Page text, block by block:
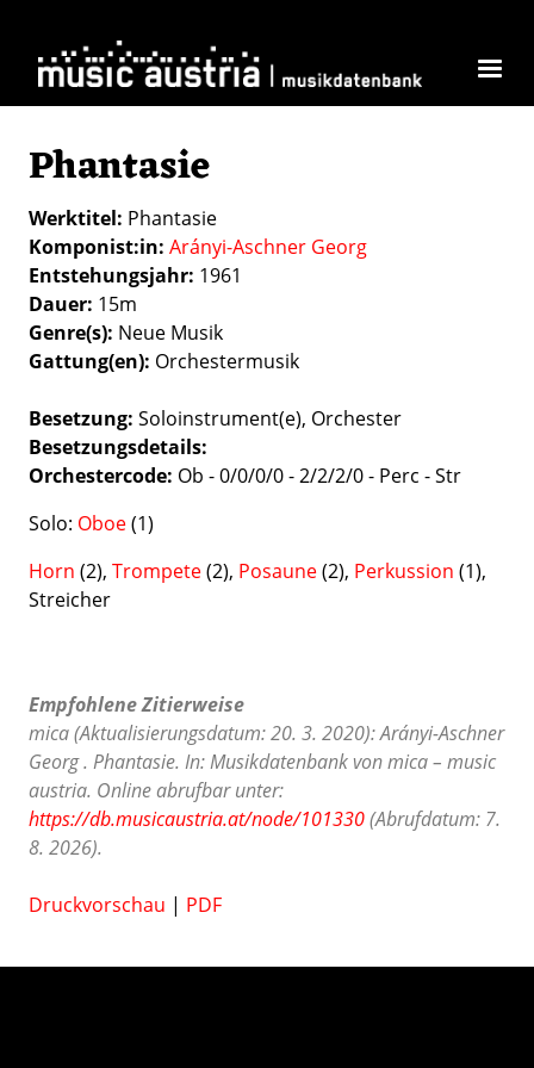
Phantasie
Werktitel Phantasie
Komponist:in Arányi-Aschner Georg
Entstehungsjahr 1961
Dauer 15m
Genre(s) Neue Musik
Gattung(en) Orchestermusik
Besetzung Soloinstrument(e) Orchester
Besetzungsdetails
Orchestercode: Ob - 0/0/0/0 - 2/2/2/0 - Perc - Str
Solo: Oboe(1)
Horn (2), Trompete(2), Posaune(2), Perkussion (1),
Streicher
Empfohlene Zitierweise
mica (Aktualisierungsdatum: 20. 3. 2020): Arányi-Aschner
Georg . Phantasie. In: Musikdatenbank von mica – music
austria. Online abrufbar unter:
https://db.musicaustria.at/node/101330(Abrufdatum: 7.
8. 2026).
Druckvorschau | PDF